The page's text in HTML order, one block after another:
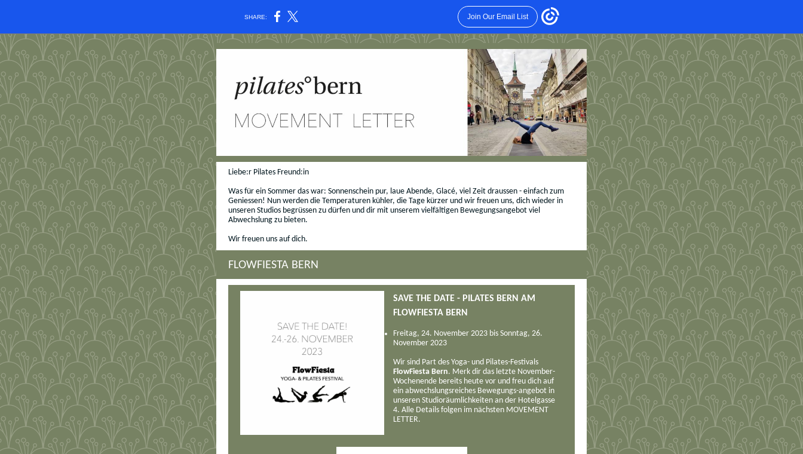
SHARE: Join Our Email List
Liebe:r Pilates Freund:in
Was für ein Sommer das war: Sonnenschein pur, laue Abende, Glacé, viel Zeit draussen - einfach zum
Geniessen! Nun werden die Temperaturen kühler, die Tage kürzer und wir freuen uns, dich wieder in
unseren Studios begrüssen zu dürfen und dir mit unserem vielfältigen Bewegungsangebot viel
Abwechslung zu bieten.
Wir freuen uns auf dich.
FLOWFIESTA BERN
SAVE THE DATE - PILATES BERN AM
FLOWFIESTA BERN
Freitag, 24. November 2023 bis Sonntag, 26.
November 2023
Wir sind Part des Yoga- und Pilates-Festivals
FlowFiesta Bern. Merk dir das letzte November-
Wochenende bereits heute vor und freu dich auf
ein abwechslungsreiches Bewegungs-angebot in
unseren Studioräumlichkeiten an der Hotelgasse
4. Alle Details folgen im nächsten MOVEMENT
LETTER.